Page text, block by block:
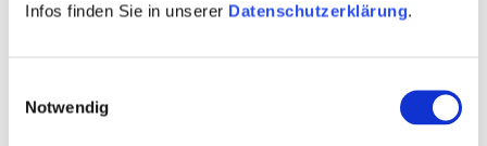
Infos finden Sie in unserer Datenschutzerklärung.
Notwendig
Worms
Meereshöhe:95-142 m